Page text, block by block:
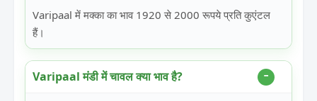
Varipaal में मक्का का भाव 1920 से 2000 रूपये प्रति कुएंटल
हैं।
Varipaal मंडी में चावल क्या भाव है?